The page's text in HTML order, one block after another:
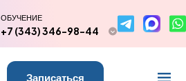
ОБУЧЕНИЕ
+7 (343) 346-98-44
Записаться